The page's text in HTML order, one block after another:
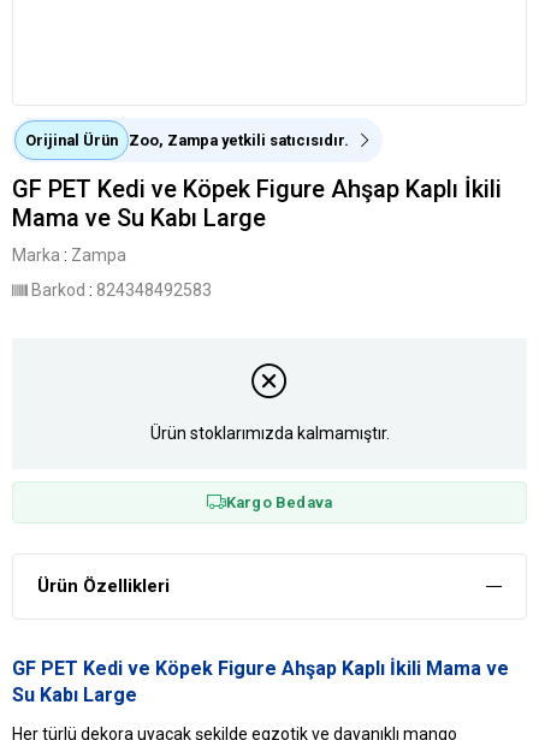
Orijinal Ürün Zoo, Zampa yetkili satıcısıdır.
GF PET Kedi ve Köpek Figure Ahşap Kaplı İkili
Mama ve Su Kabı Large
Marka : Zampa
Barkod : 824348492583
Ürün stoklarımızda kalmamıştır.
Kargo Bedava
Ürün Özellikleri
GF PET Kedi ve Köpek Figure Ahşap Kaplı İkili Mama ve
Su Kabı Large
Her türlü dekora uyacak şekilde egzotik ve dayanıklı mango